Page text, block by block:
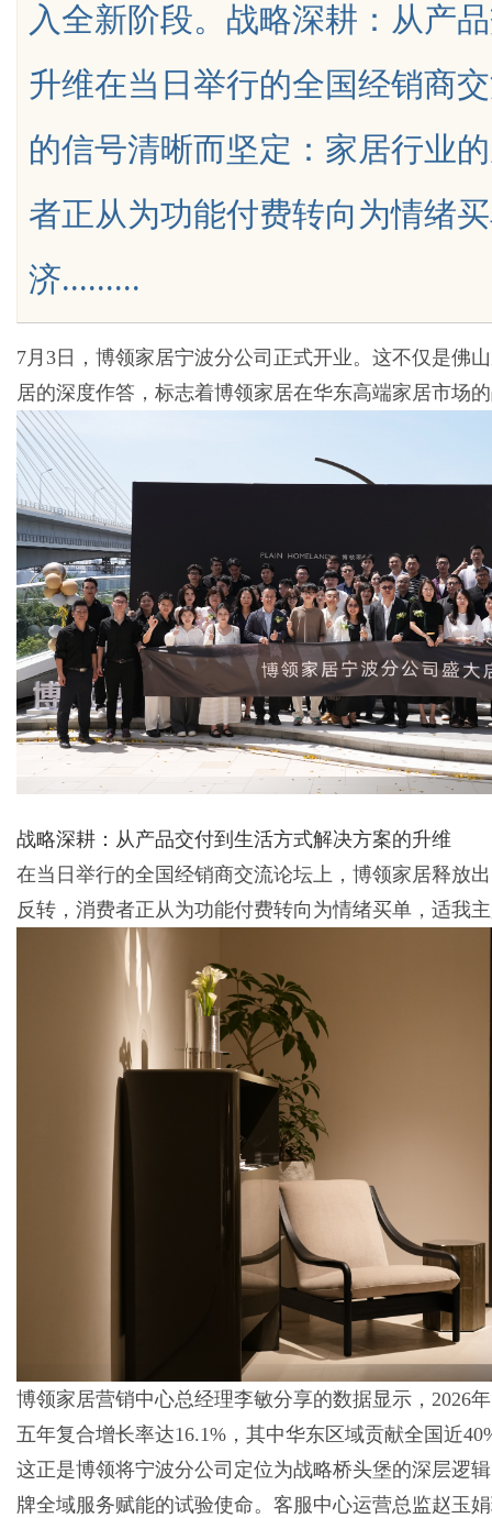
Bo
ar
d
入全新阶段。战略深耕：从产
升维在当日举行的全国经销商
的信号清晰而坚定：家居行业
者正从为功能付费转向为情绪
济.........
7月3日，博领家居宁波分公司正式开业。这不仅是佛
居的深度作答，标志着博领家居在华东高端家居市场
战略深耕：从产品交付到生活方式解决方案的升维
在当日举行的全国经销商交流论坛上，博领家居释放
反转，消费者正从为功能付费转向为情绪买单，适我
博领家居营销中心总经理李敏分享的数据显示，2026
五年复合增长率达16.1%，其中华东区域贡献全国近
这正是博领将宁波分公司定位为战略桥头堡的深层逻
牌全域服务赋能的试验使命。客服中心运营总监赵玉